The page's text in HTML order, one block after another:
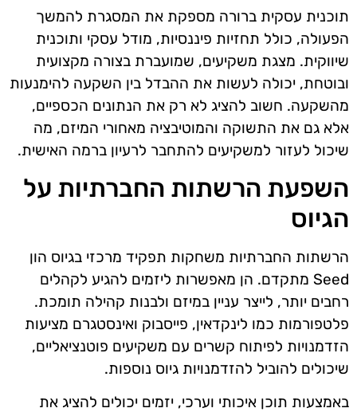
תוכנית עסקית ברורה מספקת את המסגרת להמשך
הפעולה, כולל תחזיות פיננסיות, מודל עסקי ותוכנית
שיווקית. מצגת משקיעים, שמועברת בצורה מקצועית
ובוטחת, יכולה לעשות את ההבדל בין השקעה להימנעות
מהשקעה. חשוב להציג לא רק את הנתונים הכספיים,
אלא גם את התשוקה והמוטיבציה מאחורי המיזם, מה
שיכול לעזור למשקיעים להתחבר לרעיון ברמה האישית.
השפעת הרשתות החברתיות על
הגיוס
הרשתות החברתיות משחקות תפקיד מרכזי בגיוס הון
Seed מתקדם. הן מאפשרות ליזמים להגיע לקהלים
רחבים יותר, לייצר עניין במיזם ולבנות קהילה תומכת.
פלטפורמות כמו לינקדאין, פייסבוק ואינסטגרם מציעות
הזדמנויות לפיתוח קשרים עם משקיעים פוטנציאליים,
שיכולים להוביל להזדמנויות גיוס נוספות.
באמצעות תוכן איכותי וערכי, יזמים יכולים להציג את